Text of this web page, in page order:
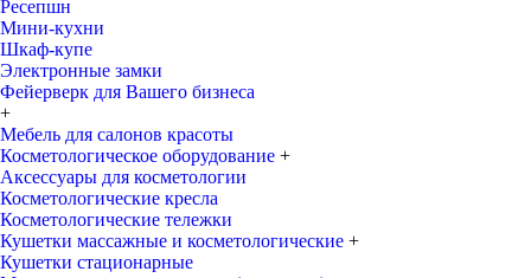
Ресепшн
Мини-кухни
Шкаф-купе
Электронные замки
Фейерверк для Вашего бизнеса
+
Мебель для салонов красоты
Косметологическое оборудование +
Аксессуары для косметологии
Косметологические кресла
Косметологические тележки
Кушетки массажные и косметологические +
Кушетки стационарные